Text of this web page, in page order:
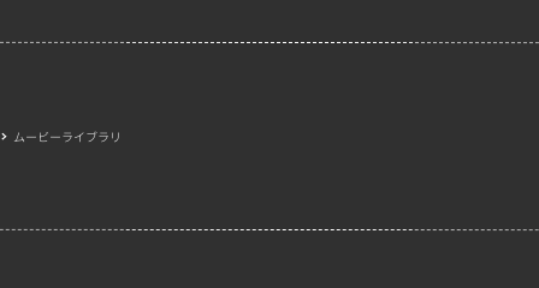
ムービーライブラリ